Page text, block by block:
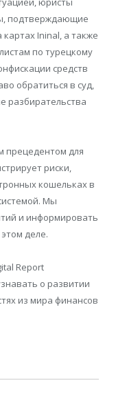
подтверждающие
картах Ininal, а также
по турецкому
средств
обратиться в суд,
разбирательства
прецедентом для
риски,
кошельках в
Мы
и информировать
деле.
Report
о развитии
из мира финансов